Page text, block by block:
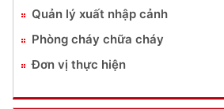
Quản lý xuất nhập cảnh
Phòng cháy chữa cháy
Đơn vị thực hiện